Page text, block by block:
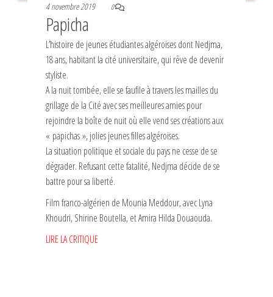
4 novembre 2019
0
Papicha
L’histoire de jeunes étudiantes algéroises dont Nedjma,
18 ans, habitant la cité universitaire, qui rêve de devenir
styliste.
A la nuit tombée, elle se faufile à travers les mailles du
grillage de la Cité avec ses meilleures amies pour
rejoindre la boîte de nuit où elle vend ses créations aux
« papichas », jolies jeunes filles algéroises.
La situation politique et sociale du pays ne cesse de se
dégrader. Refusant cette fatalité, Nedjma décide de se
battre pour sa liberté.
Film franco-algérien de Mounia Meddour, avec Lyna
Khoudri, Shirine Boutella, et Amira Hilda Douaouda.
LIRE LA CRITIQUE